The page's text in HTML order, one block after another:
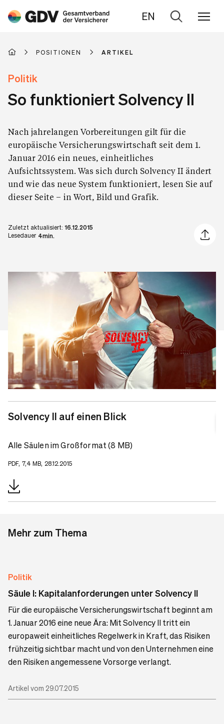
EN
Zur
POSITIONEN ARTIKEL
Politik
So funktioniert Solvency II
Nach jahrelangen Vorbereitungen gilt für die
europäische Versicherungswirtschaft seit dem 1.
Januar 2016 ein neues, einheitliches
Aufsichtssystem. Was sich durch Solvency II ändert
und wie das neue System funktioniert, lesen Sie auf
dieser Seite – in Wort, Bild und Grafik.
Zuletzt aktualisiert: 16.12.2015
Lesedauer 4min.
Artikel
Solvency II auf einen Blick
Alle Säulen im Großformat (8 MB)
PDF, 7,4 MB, 28.12.2015
Mehr zum Thema
Politik
Säule I: Kapitalanforderungen unter Solvency II
Für die europäische Versicherungswirtschaft beginnt am
1. Januar 2016 eine neue Ära: Mit Solvency II tritt ein
europaweit einheitliches Regelwerk in Kraft, das Risiken
frühzeitig sichtbar macht und von den Unternehmen eine
den Risiken angemessene Vorsorge verlangt.
Artikel vom 29.07.2015